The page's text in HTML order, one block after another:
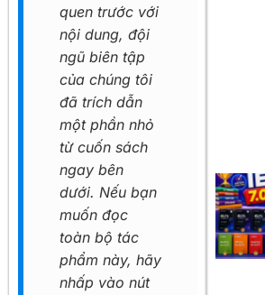
quen trước với
nội dung, đội
ngũ biên tập
của chúng tôi
đã trích dẫn
một phần nhỏ
từ cuốn sách
ngay bên
dưới. Nếu bạn
muốn đọc
toàn bộ tác
phẩm này, hãy
nhấp vào nút